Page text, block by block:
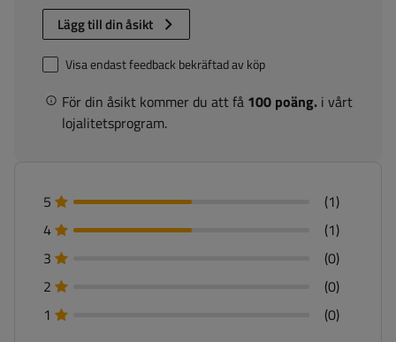
Lägg till din åsikt
För din åsikt kommer du att få 100 poäng. i vårt
lojalitetsprogram.
Visa endast feedback bekräftad av köp
5
(1)
4
(1)
3
(0)
2
(0)
1
(0)